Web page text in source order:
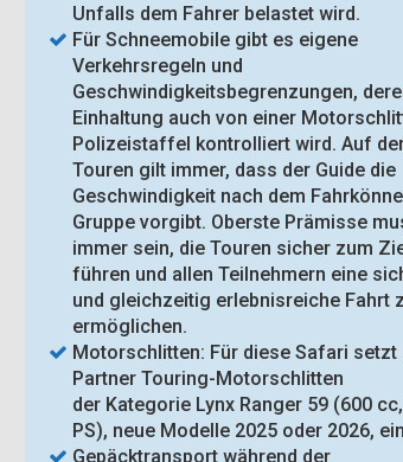
Unfalls dem Fahrer belastet wird.
Für Schneemobile gibt es eigene
Verkehrsregeln und
Geschwindigkeitsbegrenzungen,
Einhaltung auch von einer
Polizeistaffel kontrolliert wird. Auf
Touren gilt immer, dass der Guide die
Geschwindigkeit nach dem
Gruppe vorgibt. Oberste Prämisse
immer sein, die Touren sicher zum
führen und allen Teilnehmern eine
und gleichzeitig erlebnisreiche Fahrt
ermöglichen.
Motorschlitten: Für diese Safari setzt
Partner Touring-Motorschlitten
der Kategorie Lynx Ranger 59 (600
PS), neue Modelle 2025 oder 2026,
Gepäcktransport während der